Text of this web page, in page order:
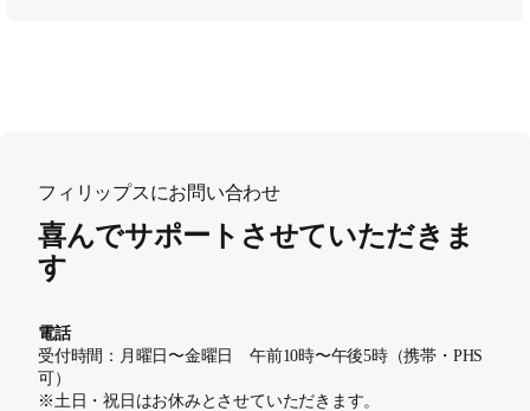
フィリップスにお問い合わせ
喜んでサポートさせていただきま
す
電話
受付時間：月曜日〜金曜日 午前10時〜午後5時（携帯・PHS
可）
※土日・祝日はお休みとさせていただきます。